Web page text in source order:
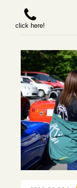
click here!